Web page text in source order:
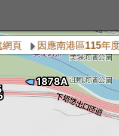
因應南港區115年度國